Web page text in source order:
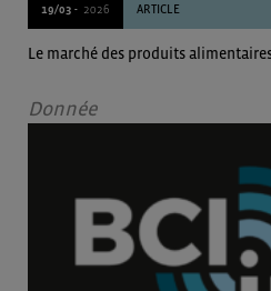
19/03 - 2026 ARTICLE
Le marché des produits
Donnée